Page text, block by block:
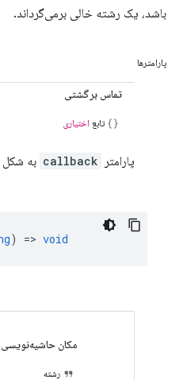
باشد، یک رشته خالی برمی‌گرداند.
پارامترها
تماس برگشتی
تابع اختیاری
پارامتر callback به شکل
) => void
مکان
رشته